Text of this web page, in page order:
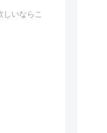
しいならこ